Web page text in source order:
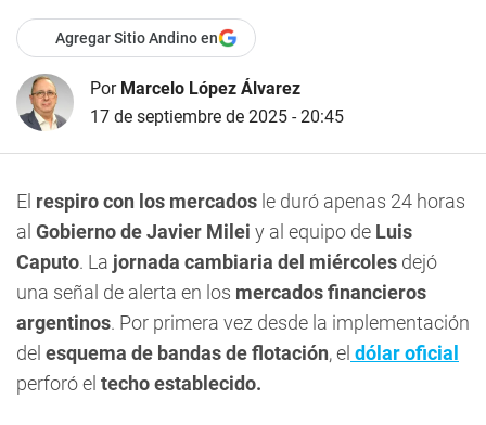
Agregar Sitio Andino en
Por Marcelo López Álvarez
17 de septiembre de 2025 - 20:45
El respiro con los mercados le duró apenas 24 horas
al Gobierno de Javier Milei y al equipo de Luis
Caputo. La jornada cambiaria del miércoles dejó
una señal de alerta en los mercados financieros
argentinos. Por primera vez desde la implementación
del esquema de bandas de flotación, el dólar oficial
perforó el techo establecido.